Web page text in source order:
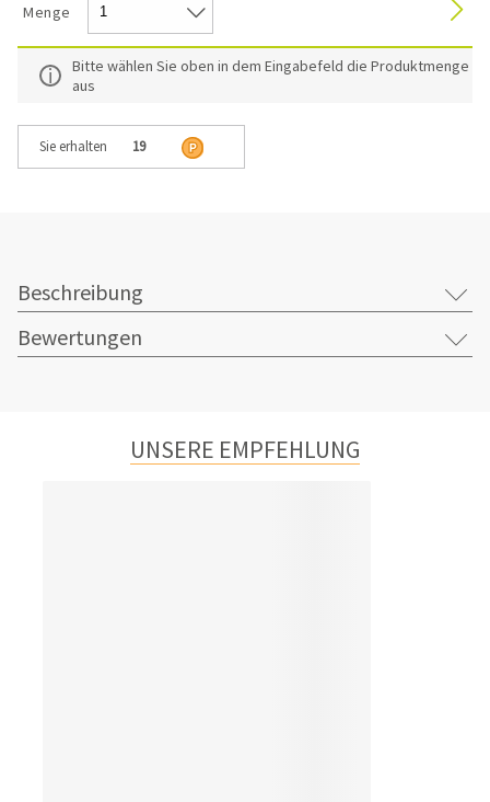
Menge
Bitte wählen Sie oben in dem Eingabefeld die Produktmenge
aus
Sie erhalten 19
Beschreibung
Bewertungen
UNSERE EMPFEHLUNG